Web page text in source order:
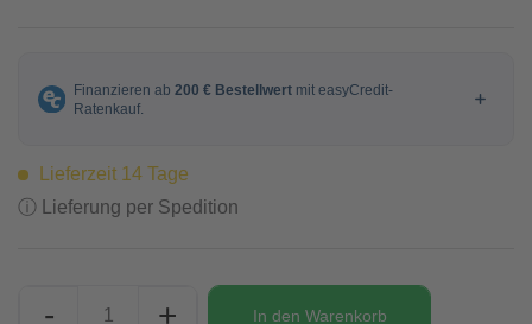
Lieferzeit 14 Tage
ⓘ Lieferung per Spedition
- + In den Warenkorb